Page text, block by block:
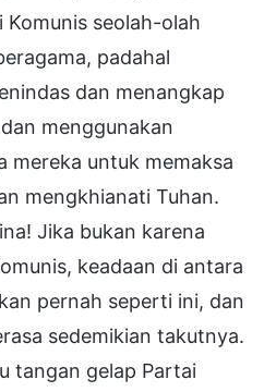
Komunis seolah-olah
padahal
dan menangkap
menggunakan
mereka untuk memaksa
mengkhianati Tuhan.
Jika bukan karena
keadaan di antara
pernah seperti ini, dan
sedemikian takutnya.
tangan gelap Partai